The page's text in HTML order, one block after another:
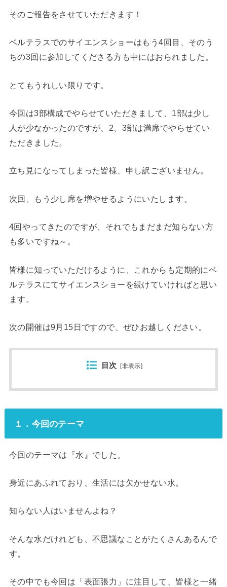
そのご報告をさせていただきます！
ベルテラスでのサイエンスショーはもう4回目、そのう
ちの3回に参加してくださる方も中にはおられました。
とてもうれしい限りです。
今回は3部構成でやらせていただきまして、1部は少し
人が少なかったのですが、2、3部は満席でやらせてい
ただきました。
立ち見になってしまった皆様、申し訳ございません。
次回、もう少し席を増やせるようにいたします。
4回やってきたのですが、それでもまだまだ知らない方
も多いですね～。
皆様に知っていただけるように、これからも定期的にベ
ルテラスにてサイエンスショーを続けていければと思い
ます。
次の開催は9月15日ですので、ぜひお越しください。
目次 [非表示]
１．今回のテーマ
今回のテーマは『水』でした。
身近にあふれており、生活には欠かせない水。
知らない人はいませんよね？
そんな水だけれども、不思議なことがたくさんあるんで
す。
その中でも今回は「表面張力」に注目して、皆様と一緒